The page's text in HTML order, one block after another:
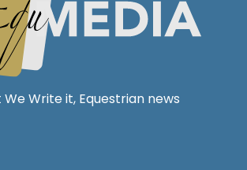
We Write it, Equestrian news